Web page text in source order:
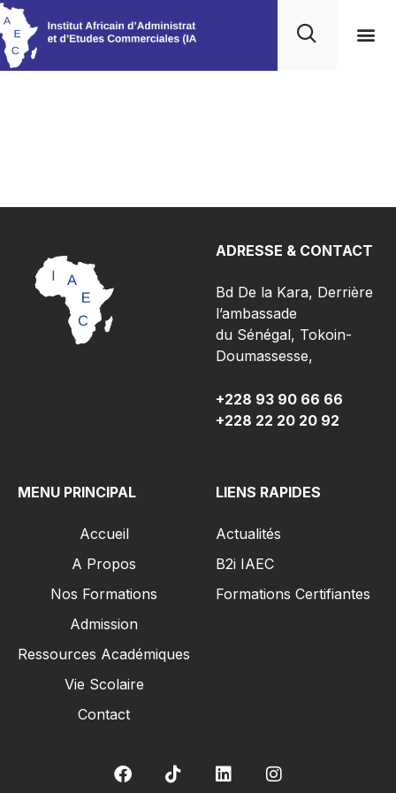
ADRESSE & CONTACT
Bd De la Kara, Derrière
l’ambassade
du Sénégal, Tokoin-
Doumassesse,
+228 93 90 66 66
+228 22 20 20 92
MENU PRINCIPAL
Accueil
A Propos
Nos Formations
Admission
Ressources Académiques
Vie Scolaire
Contact
LIENS RAPIDES
Actualités
B2i IAEC
Formations Certifiantes